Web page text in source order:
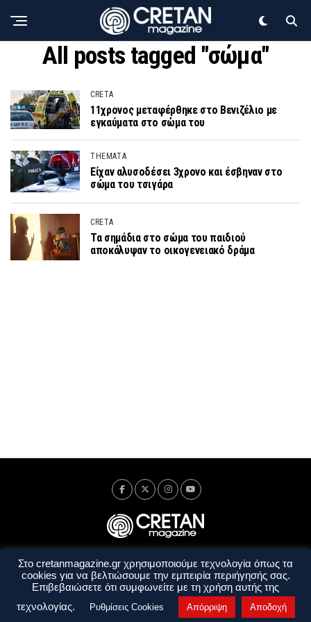
All posts tagged "σώμα"
CRETA
11χρονος μεταφέρθηκε στο Βενιζέλιο με
εγκαύματα στο σώμα του
THEMATA
Είχαν αλυσοδέσει 3χρονο και έσβηναν στο
σώμα του τσιγάρα
CRETA
Τα σημάδια στο σώμα του παιδιού
αποκάλυψαν το οικογενειακό δράμα
Ταυτότητα Πολιτική Απορρήτου
Όροι Χρήσης
Όροι και Προϋποθέσεις
Στο cretanmagazine.gr χρησιμοποιούμε τεχνολογία όπως τα
cookies για να βελτιώσουμε την εμπειρία περιήγησής σας.
Επιβεβαιώσετε ότι συμφωνείτε με τη χρήση αυτής της
τεχνολογίας.
Ρυθμίσεις Cookies Απόρριψη Αποδοχή